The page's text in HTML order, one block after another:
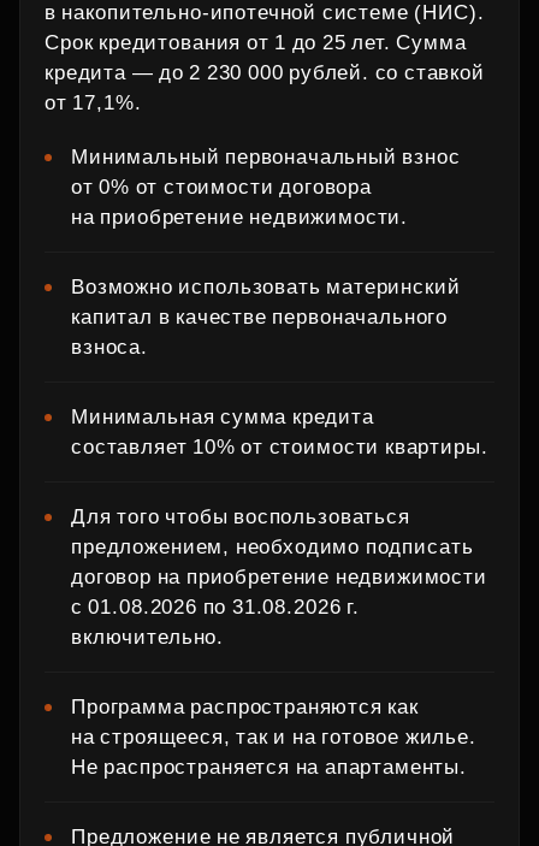
в накопительно‑ипотечной системе (НИС).
Срок кредитования от 1 до 25 лет. Сумма
кредита — до 2 230 000 рублей. со ставкой
от 17,1%.
Минимальный первоначальный взнос
от 0% от стоимости договора
на приобретение недвижимости.
Возможно использовать материнский
капитал в качестве первоначального
взноса.
Минимальная сумма кредита
составляет 10% от стоимости квартиры.
Для того чтобы воспользоваться
предложением, необходимо подписать
договор на приобретение недвижимости
с 01.08.2026 по 31.08.2026 г.
включительно.
Программа распространяются как
на строящееся, так и на готовое жилье.
Не распространяется на апартаменты.
Предложение не является публичной